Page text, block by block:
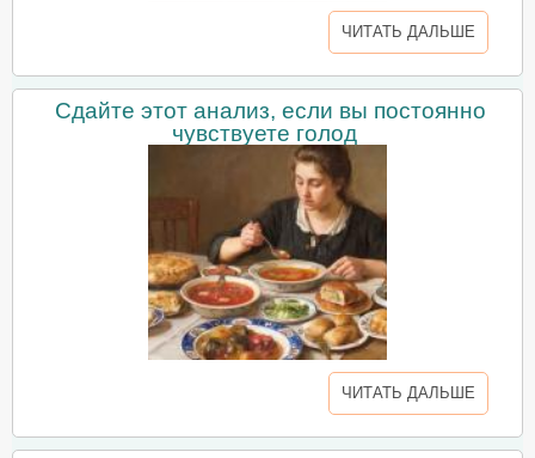
ЧИТАТЬ ДАЛЬШЕ
Сдайте этот анализ, если вы постоянно
чувствуете голод
ЧИТАТЬ ДАЛЬШЕ